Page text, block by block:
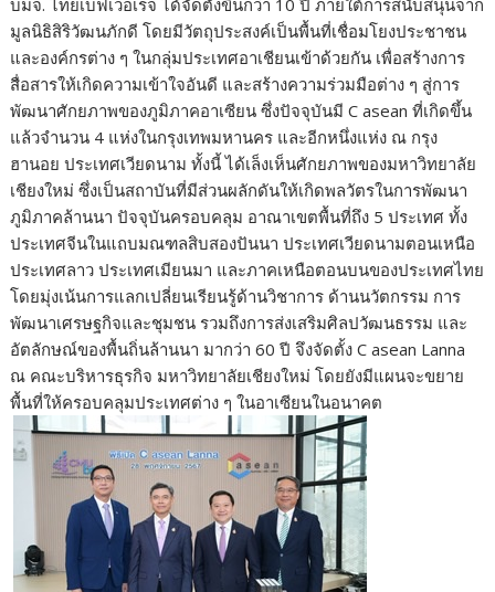
มูลนิธิสิริวัฒนภักดี โดยมีวัตถุประสงค์เป็นพื้นที่เชื่อมโยงประชาชน
และองค์กรต่าง ๆ ในกลุ่มประเทศอาเชียนเข้าด้วยกัน เพื่อสร้างการ
สื่อสารให้เกิดความเข้าใจอันดี และสร้างความร่วมมือต่าง ๆ สู่การ
พัฒนาศักยภาพของภูมิภาคอาเซียน ซึ่งปัจจุบันมี C asean ที่เกิดขึ้น
แล้วจำนวน 4 แห่งในกรุงเทพมหานคร และอีกหนึ่งแห่ง ณ กรุง
ฮานอย ประเทศเวียดนาม ทั้งนี้ ได้เล็งเห็นศักยภาพของมหาวิทยาลัย
เชียงใหม่ ซึ่งเป็นสถาบันที่มีส่วนผลักดันให้เกิดพลวัตรในการพัฒนา
ภูมิภาคล้านนา ปัจจุบันครอบคลุม อาณาเขตพื้นที่ถึง 5 ประเทศ ทั้ง
ประเทศจีนในแถบมณฑลสิบสองปันนา ประเทศเวียดนามตอนเหนือ
ประเทศลาว ประเทศเมียนมา และภาคเหนือตอนบนของประเทศไทย
โดยมุ่งเน้นการแลกเปลี่ยนเรียนรู้ด้านวิชาการ ด้านนวัตกรรม การ
พัฒนาเศรษฐกิจและชุมชน รวมถึงการส่งเสริมศิลปวัฒนธรรม และ
อัตลักษณ์ของพื้นถิ่นล้านนา มากว่า 60 ปี จึงจัดตั้ง C asean Lanna
ณ คณะบริหารธุรกิจ มหาวิทยาลัยเชียงใหม่ โดยยังมีแผนจะขยาย
พื้นที่ให้ครอบคลุมประเทศต่าง ๆ ในอาเซียนในอนาคต